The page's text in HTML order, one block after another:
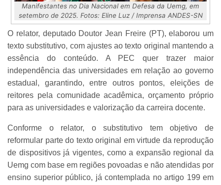
Manifestantes no Dia Nacional em Defesa da Uemg, em
setembro de 2025. Fotos: Eline Luz / Imprensa ANDES-SN
O relator, deputado Doutor Jean Freire (PT), elaborou um
texto substitutivo, com ajustes ao texto original mantendo a
essência do conteúdo. A PEC quer trazer maior
independência das universidades em relação ao governo
estadual, garantindo, entre outros pontos, eleições de
reitores pela comunidade acadêmica, orçamento próprio
para as universidades e valorização da carreira docente.
Conforme o relator, o substitutivo tem objetivo de
reformular parte do texto original em virtude da reprodução
de dispositivos já vigentes, como a expansão regional da
Uemg com base em regiões povoadas e não atendidas por
ensino superior público, já contemplada no artigo 199 em